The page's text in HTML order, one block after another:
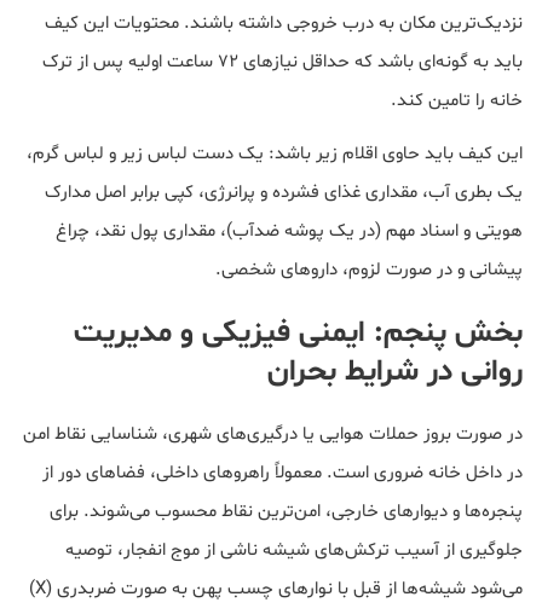
نزدیک‌ترین مکان به درب خروجی داشته باشند. محتویات این کیف
باید به گونه‌ای باشد که حداقل نیازهای ۷۲ ساعت اولیه پس از ترک
خانه را تامین کند.
این کیف باید حاوی اقلام زیر باشد: یک دست لباس زیر و لباس گرم،
یک بطری آب، مقداری غذای فشرده و پرانرژی، کپی برابر اصل مدارک
هویتی و اسناد مهم (در یک پوشه ضدآب)، مقداری پول نقد، چراغ
پیشانی و در صورت لزوم، داروهای شخصی.
بخش پنجم: ایمنی فیزیکی و مدیریت
روانی در شرایط بحران
در صورت بروز حملات هوایی یا درگیری‌های شهری، شناسایی نقاط امن
در داخل خانه ضروری است. معمولاً راهروهای داخلی، فضاهای دور از
پنجره‌ها و دیوارهای خارجی، امن‌ترین نقاط محسوب می‌شوند. برای
جلوگیری از آسیب ترکش‌های شیشه ناشی از موج انفجار، توصیه
می‌شود شیشه‌ها از قبل با نوارهای چسب پهن به صورت ضربدری (X)